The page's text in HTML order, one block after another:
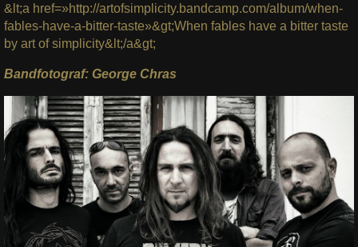
&lt;a href=»http://artofsimplicity.bandcamp.com/album/when-
fables-have-a-bitter-taste»&gt;When fables have a bitter taste
by art of simplicity&lt;/a&gt;
Bandfotograf: George Chras